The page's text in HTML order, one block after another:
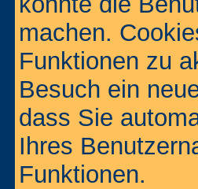
machen.
Funktionen zu
Besuch ein
dass Sie
Ihres
Funktionen.